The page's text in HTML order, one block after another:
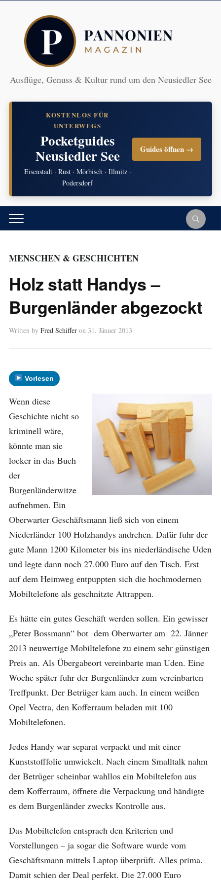
Ausflüge, Genuss & Kultur rund um den Neusiedler See
KOSTENLOS FÜR
UNTERWEGS
Pocketguides
Neusiedler See
Eisenstadt · Rust · Mörbisch · Illmitz ·
Podersdorf
Guides öffnen →
MENSCHEN & GESCHICHTEN
Holz statt Handys –
Burgenländer abgezockt
Written by Fred Schiffer on 31. Jänner 2013
Vorlesen
Wenn diese
Geschichte nicht so
kriminell wäre,
könnte man sie
locker in das Buch
der
Burgenländerwitze
aufnehmen. Ein
Oberwarter Geschäftsmann ließ sich von einem
Niederländer 100 Holzhandys andrehen. Dafür fuhr der
gute Mann 1200 Kilometer bis ins niederländische Uden
und legte dann noch 27.000 Euro auf den Tisch. Erst
auf dem Heimweg entpuppten sich die hochmodernen
Mobiltelefone als geschnitzte Attrappen.
Es hätte ein gutes Geschäft werden sollen. Ein gewisser
„Peter Bossmann“ bot dem Oberwarter am 22. Jänner
2013 neuwertige Mobiltelefone zu einem sehr günstigen
Preis an. Als Übergabeort vereinbarte man Uden. Eine
Woche später fuhr der Burgenländer zum vereinbarten
Treffpunkt. Der Betrüger kam auch. In einem weißen
Opel Vectra, den Kofferraum beladen mit 100
Mobiltelefonen.
Jedes Handy war separat verpackt und mit einer
Kunststofffolie umwickelt. Nach einem Smalltalk nahm
der Betrüger scheinbar wahllos ein Mobiltelefon aus
dem Kofferraum, öffnete die Verpackung und händigte
es dem Burgenländer zwecks Kontrolle aus.
Das Mobiltelefon entsprach den Kriterien und
Vorstellungen – ja sogar die Software wurde vom
Geschäftsmann mittels Laptop überprüft. Alles prima.
Damit schien der Deal perfekt. Die 27.000 Euro